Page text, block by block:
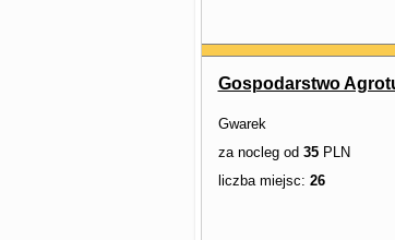
Gospodarstwo
Gwarek
za nocleg od 35PLN
liczba miejsc: 26